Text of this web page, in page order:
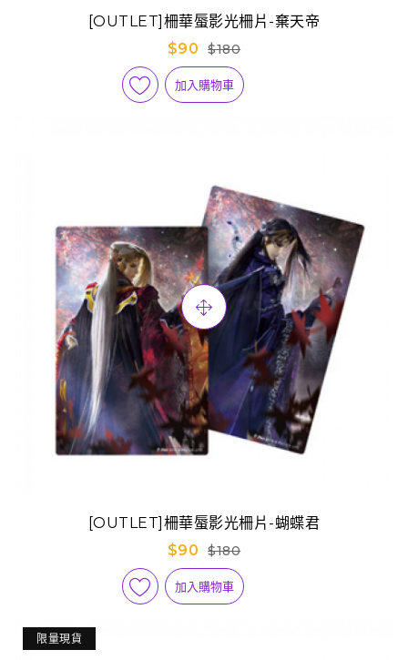
[OUTLET]柵華蜃影光柵片-棄天帝
$90
$180
加入購物車
[OUTLET]柵華蜃影光柵片-蝴蝶君
$90
$180
加入購物車
限量現貨